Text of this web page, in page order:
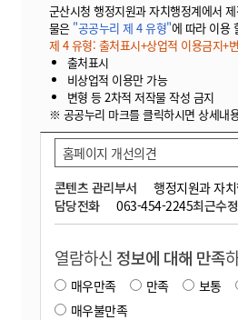
군산시청 행정지원과 자치행정계에서
물은 "공공누리 제 4 유형"에 따라 이용
제 4 유형: 출처표시+상업적 이용금지+
출처표시
비상업적 이용만 가능
변형 등 2차적 저작물 작성 금지
※ 공공누리 마크를 클릭하시면 상세내
콘텐츠 관리부서
행정지원과 자
담당전화
063-454-2245최근수
홈페이지 개선의견
열람하신 정보에 대해 만족
매우만족 만족 보통
매우불만족